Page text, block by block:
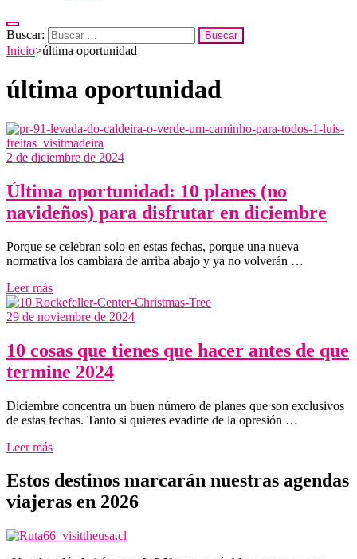
Buscar:
Inicio>última oportunidad
última oportunidad
2 de diciembre de 2024
Última oportunidad: 10 planes (no
navideños) para disfrutar en diciembre
Porque se celebran solo en estas fechas, porque una nueva
normativa los cambiará de arriba abajo y ya no volverán …
Leer más
29 de noviembre de 2024
10 cosas que tienes que hacer antes de que
termine 2024
Diciembre concentra un buen número de planes que son exclusivos
de estas fechas. Tanto si quieres evadirte de la opresión …
Leer más
Estos destinos marcarán nuestras agendas
viajeras en 2026